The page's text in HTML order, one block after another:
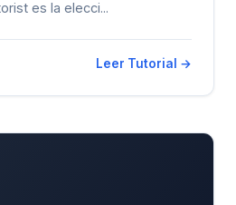
es la elecci...
Leer Tutorial →